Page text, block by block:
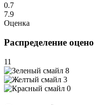
0.7
7.9
Оценка
Распределение
11
8
3
0